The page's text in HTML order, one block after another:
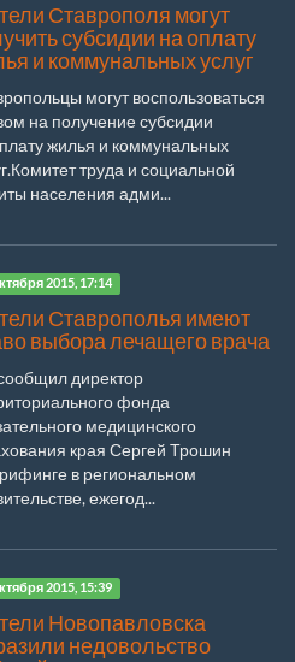
Ставрополя могут
субсидии на оплату
и коммунальных услуг
могут воспользоваться
на получение субсидии
жилья и коммунальных
труда и социальной
населения адми...
2015, 17:14
Ставрополья имеют
выбора лечащего врача
директор
фонда
медицинского
края Сергей Трошин
в региональном
ежегод...
2015, 15:39
Новопавловска
недовольство